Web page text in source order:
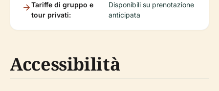
Tariffe di gruppo e
tour privati:
Disponibili su prenotazione
anticipata
Accessibilità